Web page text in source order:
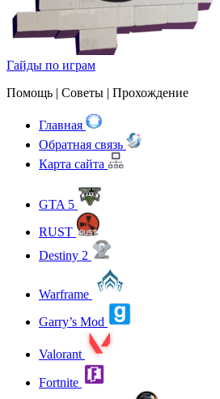
Гайды по играм
Помощь | Cоветы | Прохождение
Главная
Обратная связь
Карта сайта
GTA 5
RUST
Destiny 2
Warframe
Garry’s Mod
Valorant
Fortnite